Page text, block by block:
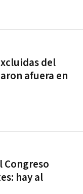
del
afuera en
hay al